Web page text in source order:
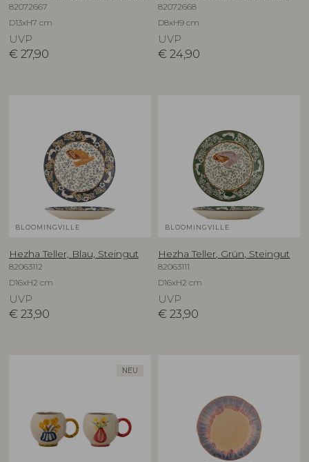
82072667
D13xH7 cm
UVP
€ 27,90
82072668
D8xH9 cm
UVP
€ 24,90
BLOOMINGVILLE
Hezha Teller, Blau, Steingut
82063112
D16xH2 cm
UVP
€ 23,90
BLOOMINGVILLE
Hezha Teller, Grün, Steingut
82063111
D16xH2 cm
UVP
€ 23,90
NEU